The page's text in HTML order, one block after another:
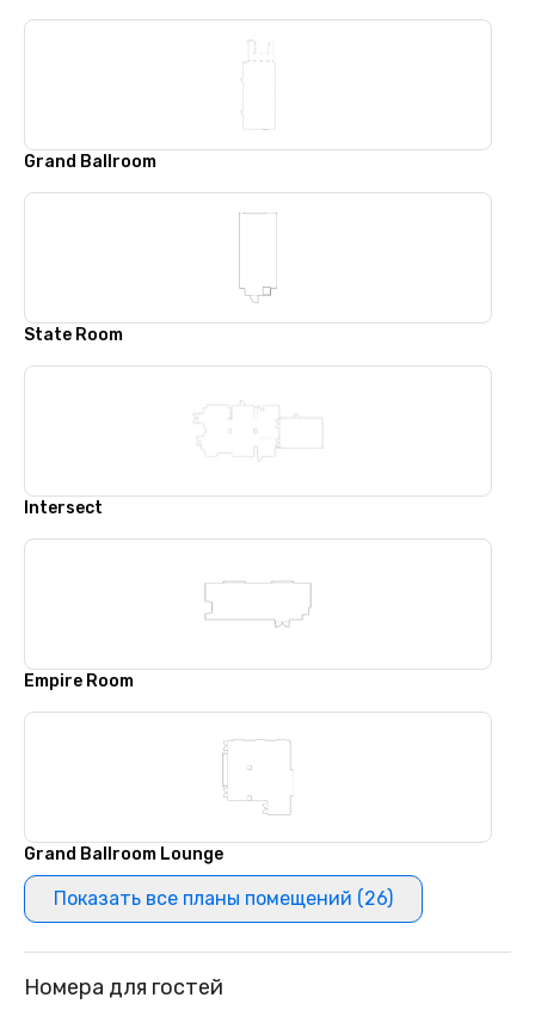
Grand Ballroom
State Room
Intersect
Empire Room
Grand Ballroom Lounge
Показать все планы помещений (26)
Номера для гостей